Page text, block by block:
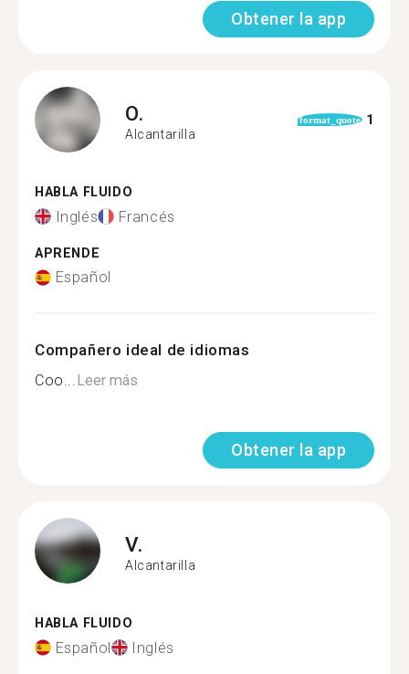
Obtener la app
O.
Alcantarilla
format_quote 1
HABLA FLUIDO
Inglés Francés
APRENDE
Español
Compañero ideal de idiomas
Coo...Leer más
Obtener la app
V.
Alcantarilla
HABLA FLUIDO
Español Inglés